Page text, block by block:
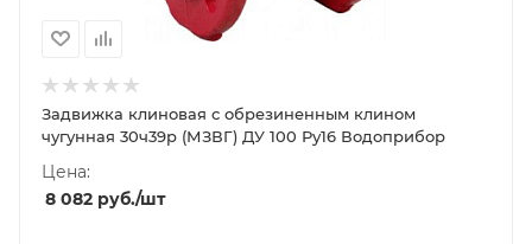
Задвижка клиновая с обрезиненным клином
чугунная 30ч39р (МЗВГ) ДУ 100 Ру16 Водоприбор
Цена:
8 082 руб./шт